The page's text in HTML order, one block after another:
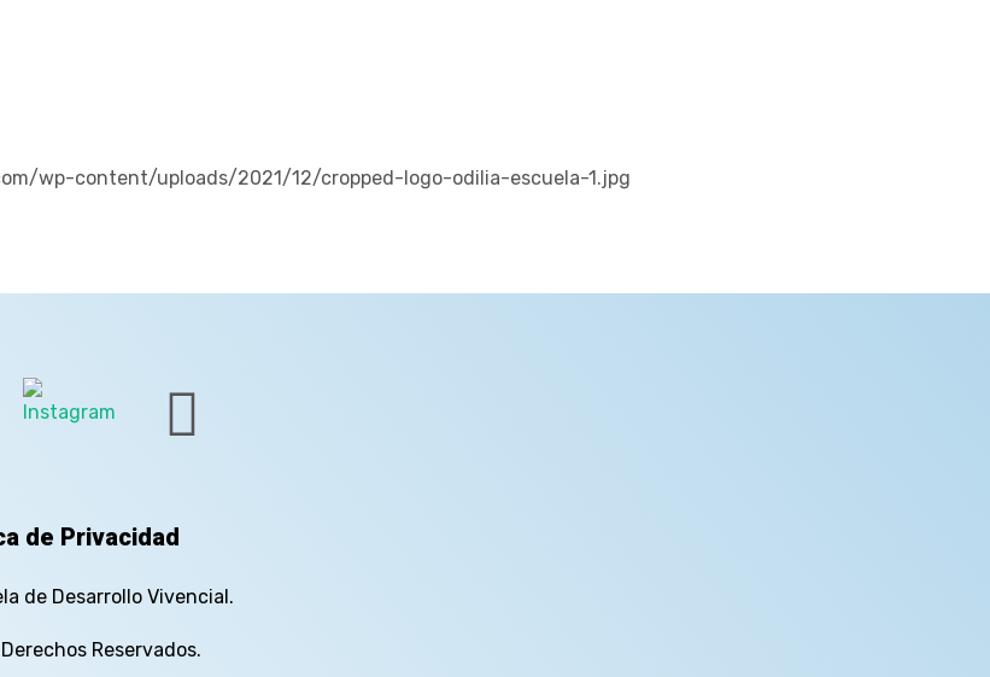
wp-content/uploads/2021/12/cropped-logo-odilia-escuela-1.jpg
de Privacidad
de Desarrollo Vivencial.
Reservados.